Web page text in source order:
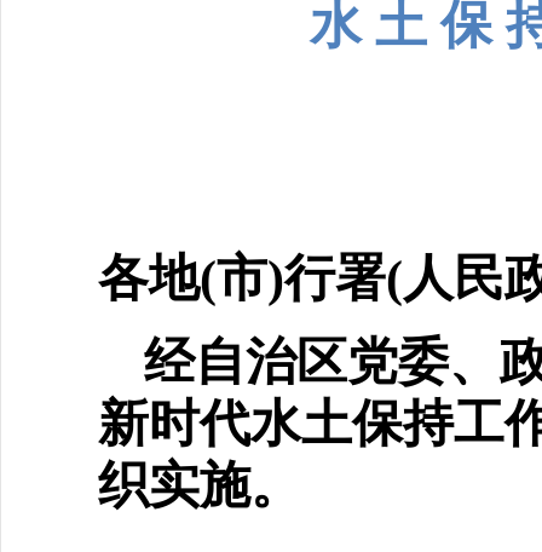
水 土 保
各地(市)行署(人民
经自治区党委、
新时代水土保持工
织实施。